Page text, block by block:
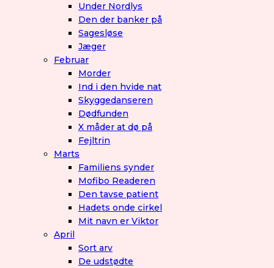
Under Nordlys
Den der banker på
Sagesløse
Jæger
Februar
Morder
Ind i den hvide nat
Skyggedanseren
Dødfunden
X måder at dø på
Fejltrin
Marts
Familiens synder
Mofibo Readeren
Den tavse patient
Hadets onde cirkel
Mit navn er Viktor
April
Sort arv
De udstødte